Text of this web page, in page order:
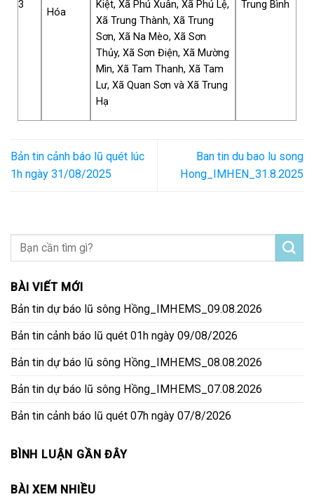
3
Hóa
Kiệt, Xã Phú Xuân, Xã Phú Lệ,
Xã Trung Thành, Xã Trung
Sơn, Xã Na Mèo, Xã Sơn
Thủy, Xã Sơn Điện, Xã Mường
Mìn, Xã Tam Thanh, Xã Tam
Lư, Xã Quan Sơn và Xã Trung
Hạ
Trung Bình
Bản tin cảnh báo lũ quét lúc
1h ngày 31/08/2025
Ban tin du bao lu song
Hong_IMHEN_31.8.2025
BÀI VIẾT MỚI
Bản tin dự báo lũ sông Hồng_IMHEMS_09.08.2026
Bản tin cảnh báo lũ quét 01h ngày 09/08/2026
Bản tin dự báo lũ sông Hồng_IMHEMS_08.08.2026
Bản tin dự báo lũ sông Hồng_IMHEMS_07.08.2026
Bản tin cảnh báo lũ quét 07h ngày 07/8/2026
BÌNH LUẬN GẦN ĐÂY
BÀI XEM NHIỀU